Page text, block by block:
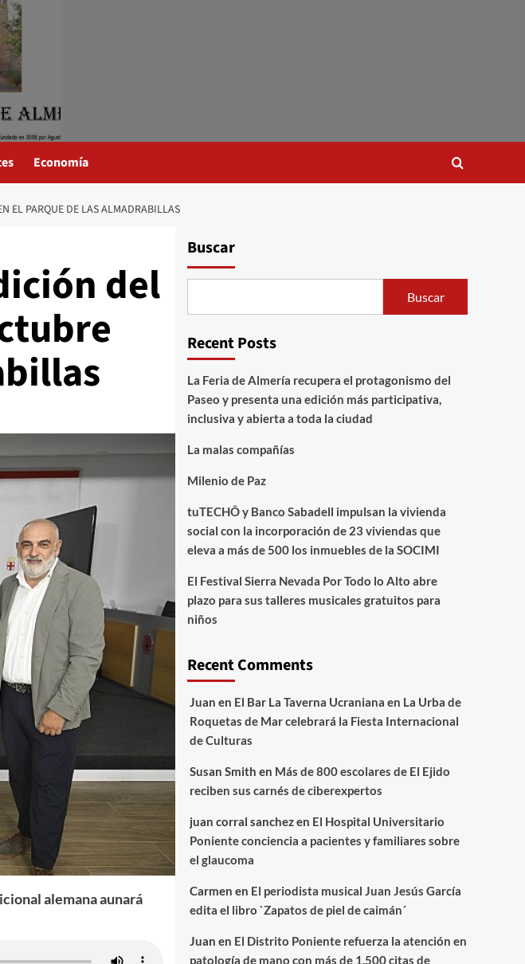
Economía
EL PARQUE DE LAS ALMADRABILLAS
del
alemana aunará
Buscar
Buscar
Recent Posts
La Feria de Almería recupera el protagonismo del
Paseo y presenta una edición más participativa,
inclusiva y abierta a toda la ciudad
La malas compañías
Milenio de Paz
tuTECHÔ y Banco Sabadell impulsan la vivienda
social con la incorporación de 23 viviendas que
eleva a más de 500 los inmuebles de la SOCIMI
El Festival Sierra Nevada Por Todo lo Alto abre
plazo para sus talleres musicales gratuitos para
niños
Recent Comments
Juan en El Bar La Taverna Ucraniana en La Urba de
Roquetas de Mar celebrará la Fiesta Internacional
de Culturas
Susan Smith en Más de 800 escolares de El Ejido
reciben sus carnés de ciberexpertos
juan corral sanchezen El Hospital Universitario
Poniente conciencia a pacientes y familiares sobre
el glaucoma
Carmen en El periodista musical Juan Jesús García
edita el libro `Zapatos de piel de caimán´
Juan en El Distrito Poniente refuerza la atención en
patología de mano con más de 1.500 citas de